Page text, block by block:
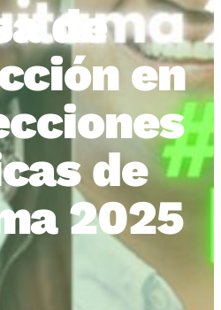
de
en
de
2025